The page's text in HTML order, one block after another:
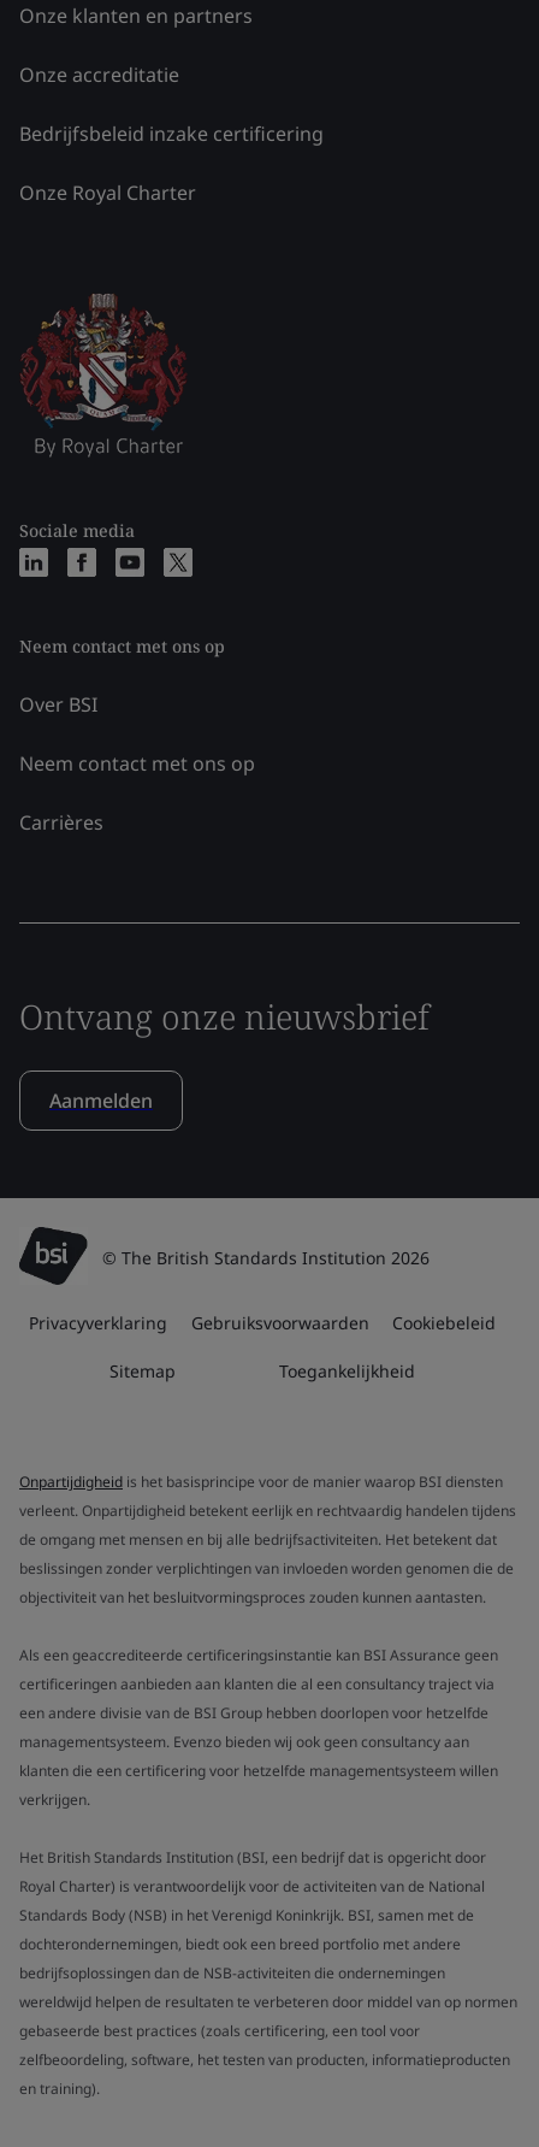
Onze klanten en partners
Onze accreditatie
Bedrijfsbeleid inzake certificering
Onze Royal Charter
Sociale media
Neem contact met ons op
Over BSI
Neem contact met ons op
Carrières
Ontvang onze nieuwsbrief
Aanmelden
© The British Standards Institution 2026
Privacyverklaring Gebruiksvoorwaarden Cookiebeleid
Sitemap Toegankelijkheid
Onpartijdigheid is het basisprincipe voor de manier waarop BSI diensten
verleent. Onpartijdigheid betekent eerlijk en rechtvaardig handelen tijdens
de omgang met mensen en bij alle bedrijfsactiviteiten. Het betekent dat
beslissingen zonder verplichtingen van invloeden worden genomen die de
objectiviteit van het besluitvormingsproces zouden kunnen aantasten.
Als een geaccrediteerde certificeringsinstantie kan BSI Assurance geen
certificeringen aanbieden aan klanten die al een consultancy traject via
een andere divisie van de BSI Group hebben doorlopen voor hetzelfde
managementsysteem. Evenzo bieden wij ook geen consultancy aan
klanten die een certificering voor hetzelfde managementsysteem willen
verkrijgen.
Het British Standards Institution (BSI, een bedrijf dat is opgericht door
Royal Charter) is verantwoordelijk voor de activiteiten van de National
Standards Body (NSB) in het Verenigd Koninkrijk. BSI, samen met de
dochterondernemingen, biedt ook een breed portfolio met andere
bedrijfsoplossingen dan de NSB-activiteiten die ondernemingen
wereldwijd helpen de resultaten te verbeteren door middel van op normen
gebaseerde best practices (zoals certificering, een tool voor
zelfbeoordeling, software, het testen van producten, informatieproducten
en training).